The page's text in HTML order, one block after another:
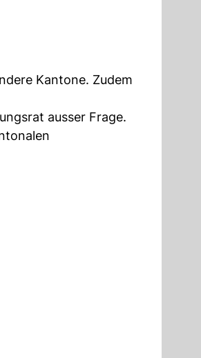
Kantone. Zudem
ausser Frage.